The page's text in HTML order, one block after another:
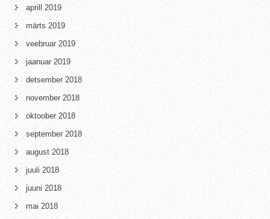
aprill 2019
märts 2019
veebruar 2019
jaanuar 2019
detsember 2018
november 2018
oktoober 2018
september 2018
august 2018
juuli 2018
juuni 2018
mai 2018